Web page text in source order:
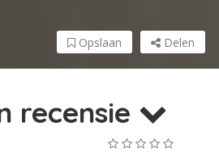
Delen
Opslaan
recensie